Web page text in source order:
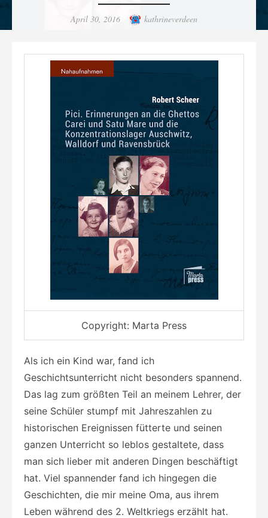
Posted
April 30, 2016 Author
kathrineverdeen
Copyright: Marta Press
Als ich ein Kind war, fand ich
Geschichtsunterricht nicht besonders spannend.
Das lag zum größten Teil an meinem Lehrer, der
seine Schüler stumpf mit Jahreszahlen zu
historischen Ereignissen fütterte und seinen
ganzen Unterricht so leblos gestaltete, dass
man sich lieber mit anderen Dingen beschäftigt
hat. Viel spannender fand ich hingegen die
Geschichten, die mir meine Oma, aus ihrem
Leben während des 2. Weltkriegs erzählt hat.